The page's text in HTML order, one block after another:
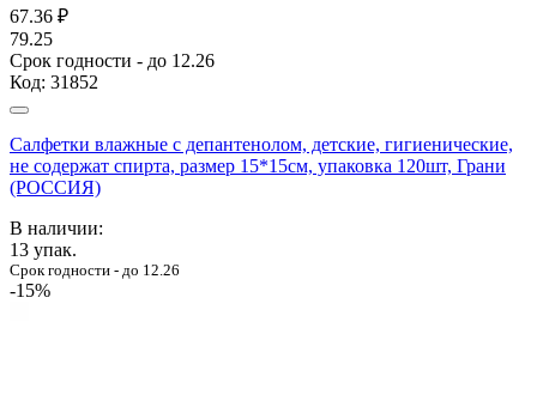
67.36 ₽
79.25
Срок годности - до 12.26
Код: 31852
Салфетки влажные с депантенолом, детские, гигиенические,
не содержат спирта, размер 15*15см, упаковка 120шт, Грани
(РОССИЯ)
В наличии:
13 упак.
Срок годности - до 12.26
-15%